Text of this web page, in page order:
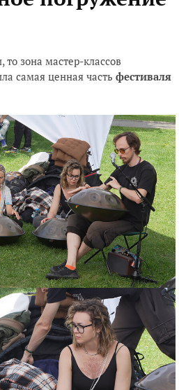
зона мастер-классов
самая ценная часть фестиваля